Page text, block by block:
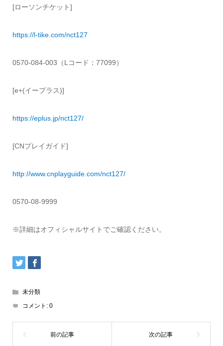
[ローソンチケット]
https://l-tike.com/nct127
0570-084-003（Lコード：77099）
[e+(イープラス)]
https://eplus.jp/nct127/
[CNプレイガイド]
http://www.cnplayguide.com/nct127/
0570-08-9999
※詳細はオフィシャルサイトでご確認ください。
未分類
コメント: 0